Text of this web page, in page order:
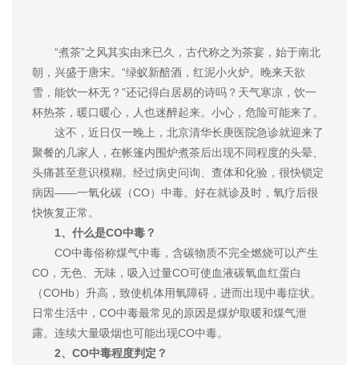
“煮茶”之风其实由来已久，古代称之为茶宴，始于南北
朝，兴盛于唐宋。“绿蚁新醅酒，红泥小火炉。晚来天欲
雪，能饮一杯无？”还记得白居易的诗吗？天气寒凉，饮一
杯热茶，暖口暖心，人也迷醉起来。小心，危险可能来了。
这不，近日仅一晚上，北京清华长庚医院急诊就迎来了
聚餐的几家人，在帐篷内围炉煮茶后出现不同程度的头晕、
头痛甚至意识模糊。经过病史问询、查体和化验，很快锁定
病因——一氧化碳（CO）中毒。好在就诊及时，氧疗后很
快恢复正常。
1、什么是CO中毒？
CO中毒俗称煤气中毒，含碳物质不完全燃烧可以产生
CO，无色、无味，吸入过量CO可使血液碳氧血红蛋白
（COHb）升高，致使机体用氧障碍，进而出现中毒症状。
日常生活中，CO中毒最常见的原因是煤炉取暖和煤气泄
露。连续大量吸烟也可能出现CO中毒。
2、CO中毒程度判定？